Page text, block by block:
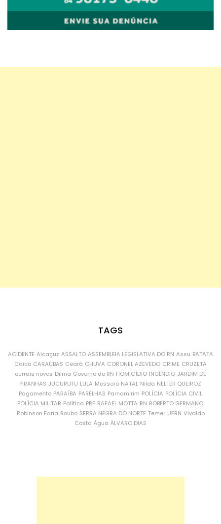
TAGS
ACIDENTE Alcaçuz ASSALTO ASSEMBLEIA LEGISLATIVA DO RN Assu BATATA
Caicó CARAÚBAS Ceará CHUVA CORONEL AZEVEDO CRIME CRUZETA
currais novos Dilma Governo do RN HOMICÍDIO INCÊNDIO JARDIM DE
PIRANHAS JUCURUTU LULA Mossoró NATAL Nilda NÉLTER QUEIROZ
Pagamento PARAÍBA PARELHAS Parnamirim POLÍCIA POLÍCIA CIVIL
POLÍCIA MILITAR Política PRF RAFAEL MOTTA RN ROBERTO GERMANO
Robinson Faria Roubo SERRA NEGRA DO NORTE Temer UFRN Vivaldo
Costa Água ÁLVARO DIAS